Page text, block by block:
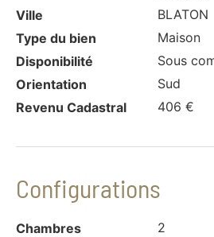
Ville
BLATON
Type du bien
Maison
Disponibilité
Sous
Orientation
Sud
Revenu Cadastral
406 €
Configurations
Chambres
2